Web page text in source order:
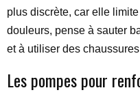
plus discrète, car elle
douleurs, pense à sauter
et à utiliser des
Les pompes pour